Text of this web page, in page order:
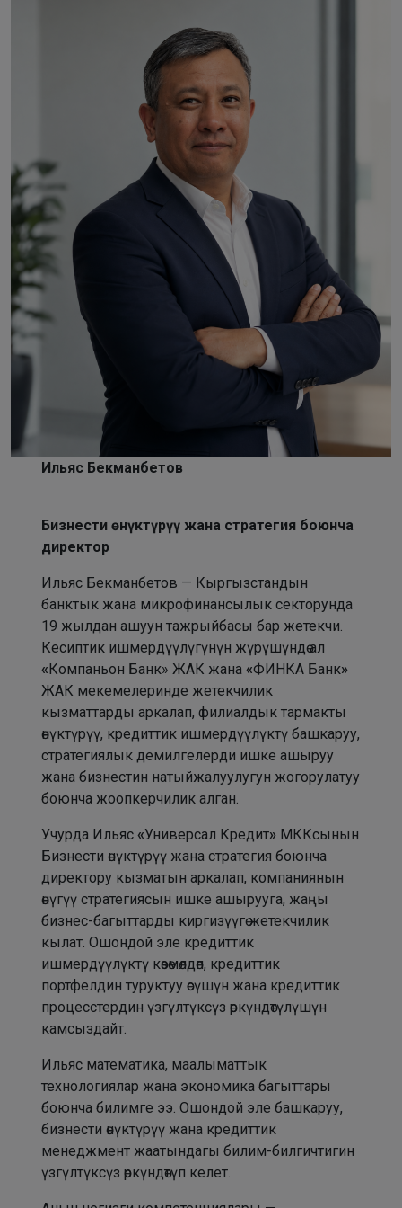
Ильяс Бекманбетов
Бизнести өнүктүрүү жана стратегия боюнча
директор
Ильяс Бекманбетов — Кыргызстандын
банктык жана микрофинансылык секторунда
19 жылдан ашуун тажрыйбасы бар жетекчи.
Кесиптик ишмердүүлүгүнүн жүрүшүндө ал
« Компаньон Банк» ЖАК жана «ФИНКА Банк»
ЖАК мекемелеринде жетекчилик
кызматтарды аркалап, филиалдык тармакты
өнүктүрүү, кредиттик ишмердүүлүктү башкаруу,
стратегиялык демилгелерди ишке ашыруу
жана бизнестин натыйжалуулугун жогорулатуу
боюнча жоопкерчилик алган.
Учурда Ильяс «Универсал Кредит» МККсынын
Бизнести өнүктүрүү жана стратегия боюнча
директору кызматын аркалап, компаниянын
өнүгүү стратегиясын ишке ашырууга, жаңы
бизнес-багыттарды киргизүүгө жетекчилик
кылат. Ошондой эле кредиттик
ишмердүүлүктү көзөмөлдөп, кредиттик
портфелдин туруктуу өсүшүн жана кредиттик
процесстердин үзгүлтүксүз өркүндөтүлүшүн
камсыздайт.
Ильяс математика, маалыматтык
технологиялар жана экономика багыттары
боюнча билимге ээ. Ошондой эле башкаруу,
бизнести өнүктүрүү жана кредиттик
менеджмент жаатындагы билим-билгичтигин
үзгүлтүксүз өркүндөтүп келет.